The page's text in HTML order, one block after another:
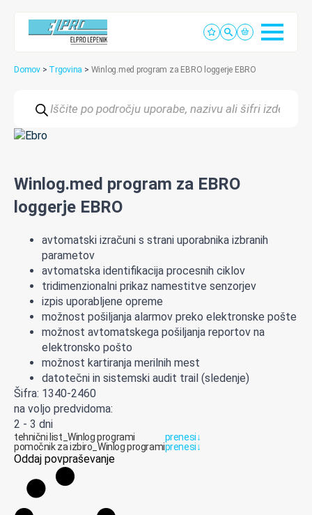
Domov > Trgovina > Winlog.med program za EBRO loggerje EBRO
search
Winlog.med program za EBRO
loggerje EBRO
avtomatski izračuni s strani uporabnika izbranih
parametov
avtomatska identifikacija procesnih ciklov
tridimenzionalni prikaz namestitve senzorjev
izpis uporabljene opreme
možnost pošiljanja alarmov preko elektronske pošte
možnost avtomatskega pošiljanja reportov na
elektronsko pošto
možnost kartiranja merilnih mest
datotečni in sistemski audit trail (sledenje)
Šifra: 1340-2460
na voljo predvidoma:
2 - 3 dni
tehnični list_Winlog programi prenesi↓
pomočnik za izbiro_Winlog programiprenesi↓
Oddaj povpraševanje